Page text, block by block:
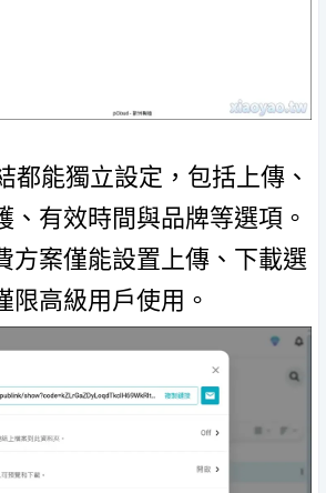
都能獨立設定，包括上傳、
、有效時間與品牌等選項。
方案僅能設置上傳、下載選
限高級用戶使用。